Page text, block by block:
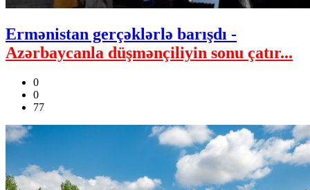
Ermənistan gerçəklərlə barışdı -
Azərbaycanla düşmənçiliyin sonu çatır...
0
0
77